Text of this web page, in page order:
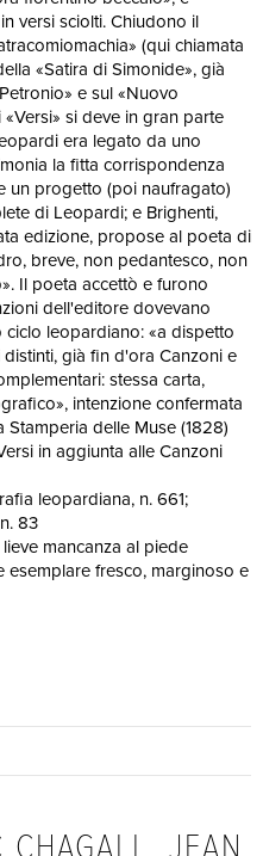
versi sciolti. Chiudono il
(qui chiamata
«Satira di Simonide», già
e sul «Nuovo
si deve in gran parte
era legato da uno
la fitta corrispondenza
un progetto (poi naufragato)
di Leopardi; e Brighenti,
edizione, propose al poeta di
breve, non pedantesco, non
Il poeta accettò e furono
dell'editore dovevano
leopardiano: «a dispetto
già fin d'ora Canzoni e
stessa carta,
intenzione confermata
delle Muse (1828)
in aggiunta alle Canzoni
leopardiana, n. 661;
83
mancanza al piede
esemplare fresco, marginoso e
JEAN